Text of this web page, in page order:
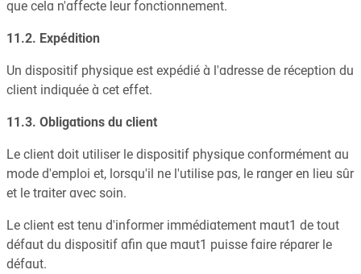
que cela n'affecte leur fonctionnement.
11.2. Expédition
Un dispositif physique est expédié à l'adresse de réception du
client indiquée à cet effet.
11.3. Obligations du client
Le client doit utiliser le dispositif physique conformément au
mode d'emploi et, lorsqu'il ne l'utilise pas, le ranger en lieu sûr
et le traiter avec soin.
Le client est tenu d'informer immédiatement maut1 de tout
défaut du dispositif afin que maut1 puisse faire réparer le
défaut.